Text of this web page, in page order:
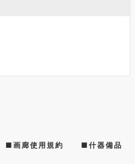
■画廊使用規約 ■什器備品